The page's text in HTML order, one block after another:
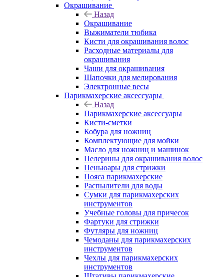
Окрашивание
Назад
Окрашивание
Выжиматели тюбика
Кисти для окрашивания волос
Расходные материалы для
окрашивания
Чаши для окрашивания
Шапочки для мелирования
Электронные весы
Парикмахерские аксессуары
Назад
Парикмахерские аксессуары
Кисти-сметки
Кобура для ножниц
Комплектующие для мойки
Масло для ножниц и машинок
Пелерины для окрашивания волос
Пеньюары для стрижки
Пояса парикмахерские
Распылители для воды
Сумки для парикмахерских
инструментов
Учебные головы для причесок
Фартуки для стрижки
Футляры для ножниц
Чемоданы для парикмахерских
инструментов
Чехлы для парикмахерских
инструментов